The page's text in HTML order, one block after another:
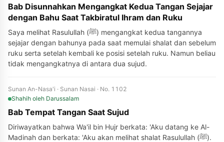
Bab Disunnahkan Mengangkat Kedua Tangan Sejajar
dengan Bahu Saat Takbiratul Ihram dan Ruku
Saya melihat Rasulullah (ﷺ) mengangkat kedua tangannya
sejajar dengan bahunya pada saat memulai shalat dan sebelum
ruku serta setelah kembali ke posisi setelah ruku. Namun beliau
tidak mengangkatnya di antara dua sujud.
Sunan An-Nasa'i · Sunan Nasai · No. 1102
Shahih oleh Darussalam
Bab Tempat Tangan Saat Sujud
Diriwayatkan bahwa Wa'il bin Hujr berkata: 'Aku datang ke Al-
Madinah dan berkata: 'Aku akan melihat shalat Rasulullah (ﷺ).